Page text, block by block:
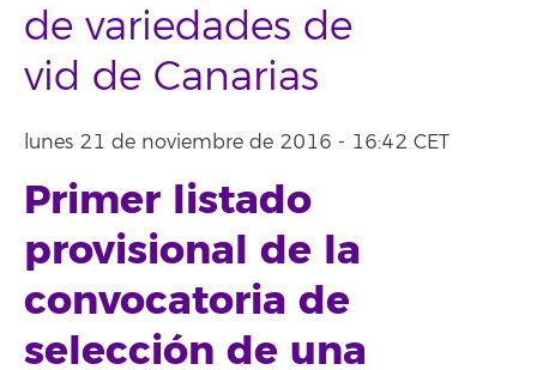
de variedades de
vid de Canarias
lunes 21 de noviembre de 2016 - 16:42 CET
Primer listado
provisional de la
convocatoria de
selección de una